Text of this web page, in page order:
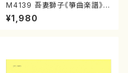
M4139 吾妻獅子《箏曲楽譜》
（箏/宮城道雄著・宮城宗家監修/
箏曲古典楽譜）
¥1,980